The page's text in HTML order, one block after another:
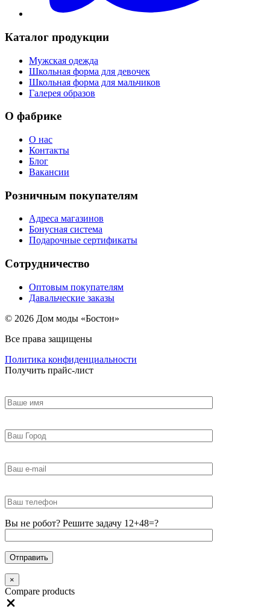
Каталог продукции
Мужская одежда
Школьная форма для девочек
Школьная форма для мальчиков
Галерея образов
О фабрике
О нас
Контакты
Блог
Вакансии
Розничным покупателям
Адреса магазинов
Бонусная система
Подарочные сертификаты
Сотрудничество
Оптовым покупателям
Давальческие заказы
© 2026 Дом моды «Бостон»
Все права защищены
Политика конфиденциальности
Получить прайс-лист
Вы не робот? Решите задачу 12+48=?
×
Compare products